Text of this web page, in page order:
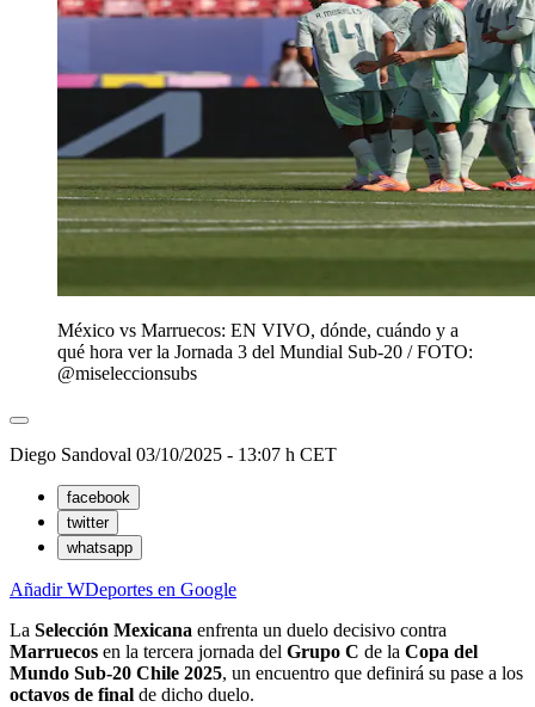
México vs Marruecos: EN VIVO, dónde, cuándo y a
qué hora ver la Jornada 3 del Mundial Sub-20 / FOTO:
@miseleccionsubs
Diego Sandoval 03/10/2025 - 13:07 h CET
facebook
twitter
whatsapp
Añadir WDeportes en Google
La Selección Mexicana enfrenta un duelo decisivo contra
Marruecos en la tercera jornada del Grupo C de la Copa del
Mundo Sub-20 Chile 2025, un encuentro que definirá su pase a los
octavos de final de dicho duelo.